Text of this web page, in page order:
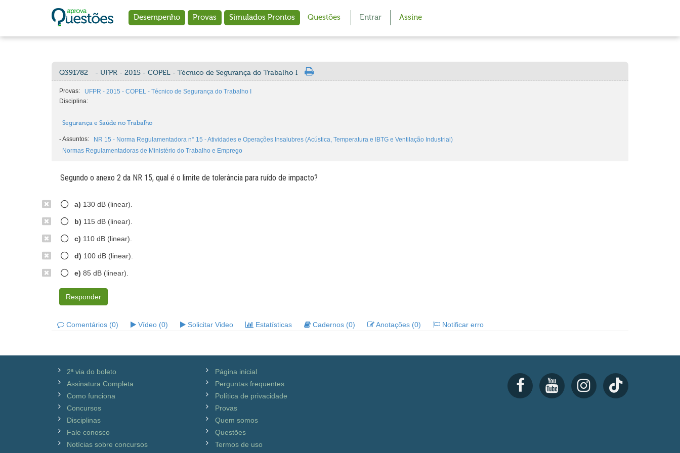
Desempenho Provas Simulados Prontos Questões Entrar Assine
Q391782 - UFPR - 2015 - COPEL - Técnico de Segurança do Trabalho I
Provas:
UFPR - 2015 - COPEL - Técnico de Segurança do Trabalho I
Disciplina:
Segurança e Saúde no Trabalho
-Assuntos:
NR 15 - Norma Regulamentadora n° 15 - Atividades e Operações Insalubres (Acústica, Temperatura e IBTG e Ventilação Industrial)
Normas Regulamentadoras de Ministério do Trabalho e Emprego
Segundo o anexo 2 da NR 15, qual é o limite de tolerância para ruído de impacto?
a) 130 dB (linear).
b) 115 dB (linear).
c) 110 dB (linear).
d) 100 dB (linear).
e) 85 dB (linear).
Responder
Comentários (0) Vídeo (0) Solicitar Video Estatísticas Cadernos (0) Anotações (0) Notificar erro
2ª via do boleto
Assinatura Completa
Como funciona
Concursos
Disciplinas
Fale conosco
Notícias sobre concursos
Página inicial
Perguntas frequentes
Política de privacidade
Provas
Quem somos
Questões
Termos de uso